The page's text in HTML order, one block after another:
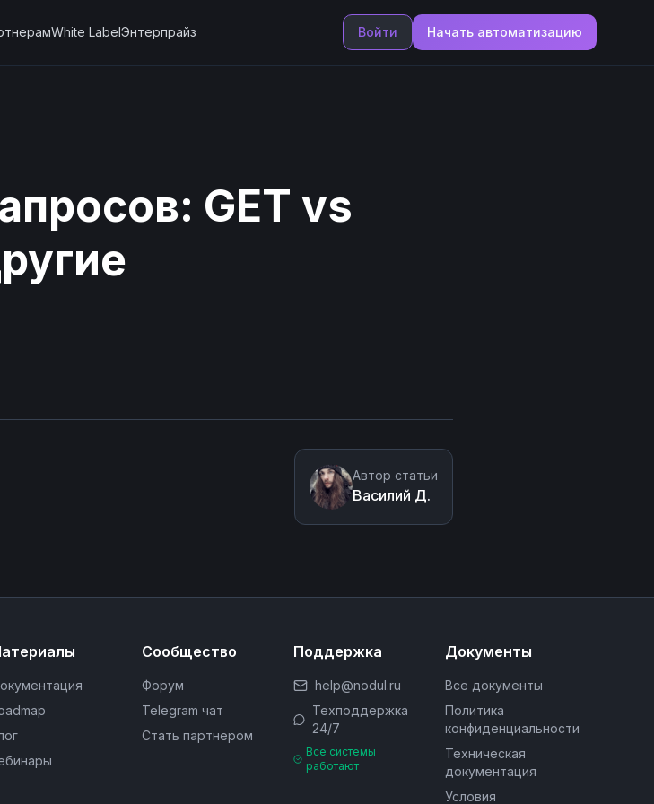
White LabelЭнтерпрайз Войти Начать автоматизацию
GET vs
Автор статьи
Василий Д.
Сообщество
Форум
Telegram чат
Стать партнером
Поддержка
help@nodul.ru
Техподдержка
24/7
Все системы
работают
Документы
Все документы
Политика
конфиденциальности
Техническая
документация
Условия